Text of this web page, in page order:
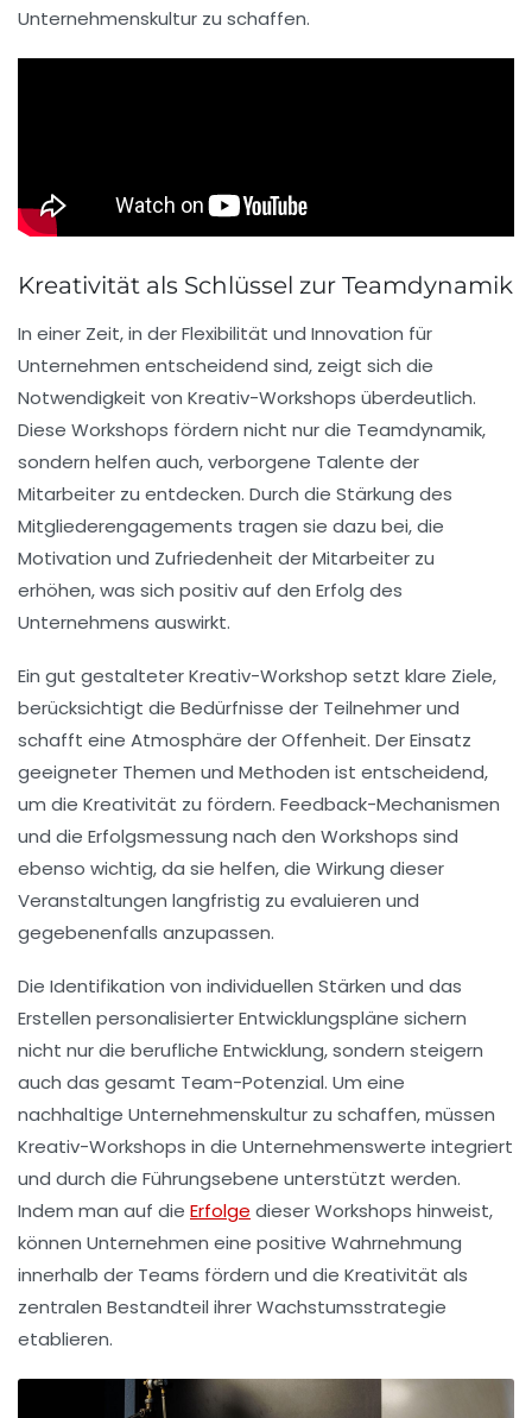
Unternehmenskultur zu schaffen.
Kreativität als Schlüssel zur Teamdynamik
In einer Zeit, in der Flexibilität und Innovation für
Unternehmen entscheidend sind, zeigt sich die
Notwendigkeit von Kreativ-Workshops überdeutlich.
Diese Workshops fördern nicht nur die Teamdynamik,
sondern helfen auch,verborgene Talente der
Mitarbeiter zu entdecken. Durch die Stärkung des
Mitgliederengagements tragen sie dazu bei, die
Motivation und Zufriedenheit der Mitarbeiter zu
erhöhen, was sich positiv auf den Erfolg des
Unternehmens auswirkt.
Ein gut gestalteter Kreativ-Workshop setzt klare Ziele,
berücksichtigt die Bedürfnisse der Teilnehmer und
schafft eine Atmosphäre der Offenheit. Der Einsatz
geeigneter Themen und Methoden ist entscheidend,
um die Kreativität zu fördern. Feedback-Mechanismen
und die Erfolgsmessung nach den Workshops sind
ebenso wichtig, da sie helfen, die Wirkung dieser
Veranstaltungen langfristig zu evaluieren und
gegebenenfalls anzupassen.
Die Identifikation von individuellen Stärken und das
Erstellen personalisierter Entwicklungspläne sichern
nicht nur die berufliche Entwicklung, sondern steigern
auch das gesamt Team-Potenzial. Um eine
nachhaltige Unternehmenskultur zu schaffen, müssen
Kreativ-Workshops in die Unternehmenswerte integriert
und durch die Führungsebene unterstützt werden.
Indem man auf die Erfolge dieser Workshops hinweist,
können Unternehmen eine positive Wahrnehmung
innerhalb der Teams fördern und die Kreativität als
zentralen Bestandteil ihrerWachstumsstrategie
etablieren.